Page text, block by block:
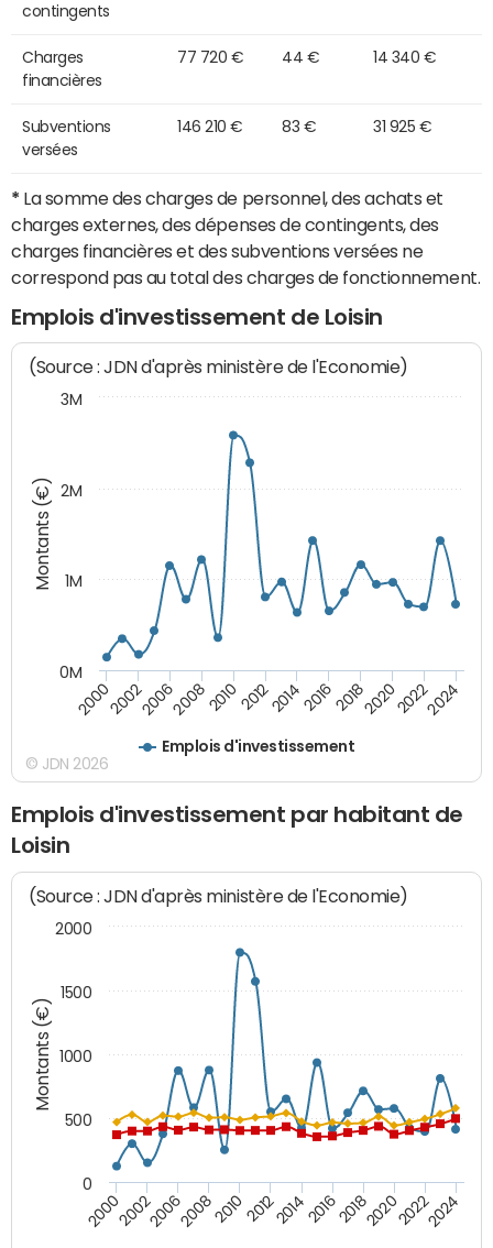
contingents
Charges
financières
77 720 € 44 € 14 340 €
Subventions
versées
146 210 € 83 € 31 925 €
* La somme des charges de personnel, des achats et
charges externes, des dépenses de contingents, des
charges financières et des subventions versées ne
correspond pas au total des charges de fonctionnement.
Emplois d'investissement de Loisin
Montants (€)
(Source : JDN d'après ministère de l'Economie)
Emplois d'investissement
200020022006200820102012201420162018202020222024
0M
1M
2M
3M
© JDN 2026
Emplois d'investissement par habitant de
Loisin
Montants (€)
(Source : JDN d'après ministère de l'Economie)
200020022006200820102012201420162018202020222024
0
500
1000
1500
2000